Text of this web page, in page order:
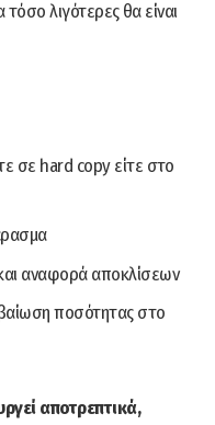
λιγότερες θα είναι
σε hard copy είτε στο
αναφορά αποκλίσεων
ποσότητας στο
αποτρεπτικά,